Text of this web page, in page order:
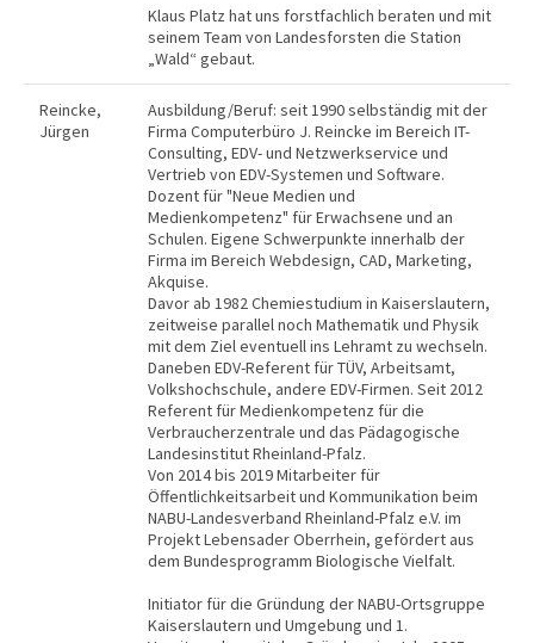
Klaus Platz hat uns forstfachlich beraten und mit
seinem Team von Landesforsten die Station
„Wald“ gebaut.
Reincke,
Jürgen
Ausbildung/Beruf: seit 1990 selbständig mit der
Firma Computerbüro J. Reincke im Bereich IT-
Consulting, EDV- und Netzwerkservice und
Vertrieb von EDV-Systemen und Software.
Dozent für "Neue Medien und
Medienkompetenz" für Erwachsene und an
Schulen. Eigene Schwerpunkte innerhalb der
Firma im Bereich Webdesign, CAD, Marketing,
Akquise.
Davor ab 1982 Chemiestudium in Kaiserslautern,
zeitweise parallel noch Mathematik und Physik
mit dem Ziel eventuell ins Lehramt zu wechseln.
Daneben EDV-Referent für TÜV, Arbeitsamt,
Volkshochschule, andere EDV-Firmen. Seit 2012
Referent für Medienkompetenz für die
Verbraucherzentrale und das Pädagogische
Landesinstitut Rheinland-Pfalz.
Von 2014 bis 2019 Mitarbeiter für
Öffentlichkeitsarbeit und Kommunikation beim
NABU-Landesverband Rheinland-Pfalz e.V. im
Projekt Lebensader Oberrhein, gefördert aus
dem Bundesprogramm Biologische Vielfalt.
Initiator für die Gründung der NABU-Ortsgruppe
Kaiserslautern und Umgebung und 1.